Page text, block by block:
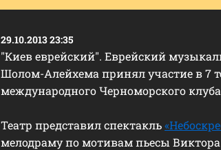
29.10.2013 23:35
"Киев еврейский". Еврейский
Шолом-Алейхема принял участие в 7
международного Черноморского клуба
Театр представил спектакль
мелодраму по мотивам пьесы